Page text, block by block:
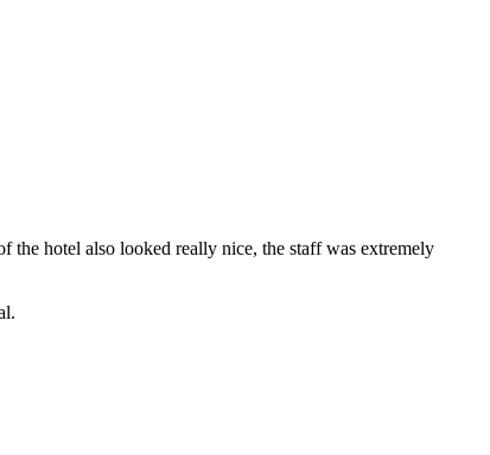
the hotel also looked really nice, the staff was extremely